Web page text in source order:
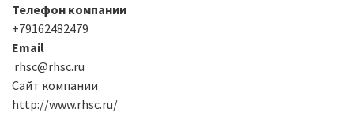
Телефон компании
+79162482479
Email
rhsc@rhsc.ru
Сайт компании
http://www.rhsc.ru/